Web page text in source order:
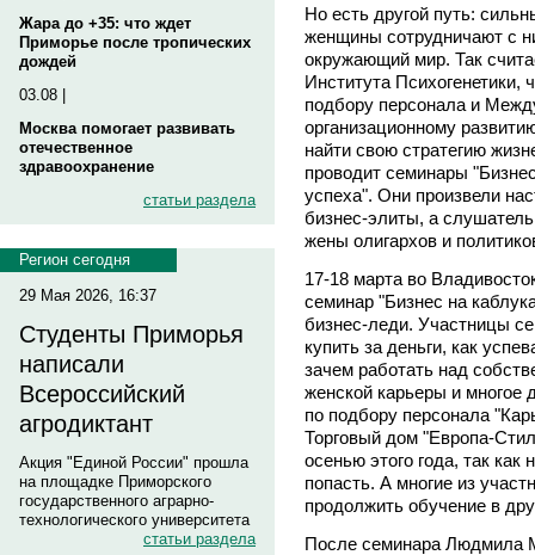
Жара до +35: что ждет
Приморье после тропических
дождей
03.08 |
Москва помогает развивать
отечественное
здравоохранение
статьи раздела
Регион сегодня
29 Мая 2026, 16:37
Студенты Приморья
написали
Всероссийский
агродиктант
Акция "Единой России" прошла
на площадке Приморского
государственного аграрно-
технологического университета
статьи раздела
Но есть другой путь:
женщины сотрудничают с
окружающий мир. Так
Института Психогенетики,
подбору персонала и
организационному
найти свою стратегию
проводит семинары
успеха". Они произвели
бизнес-элиты, а
жены олигархов и
17-18 марта во
семинар "Бизнес на
бизнес-леди. Участницы
купить за деньги, как
зачем работать над
женской карьеры и многое
по подбору персонала
Торговый дом "Европа-
осенью этого года, так
попасть. А многие из
продолжить обучение в
После семинара Людмила